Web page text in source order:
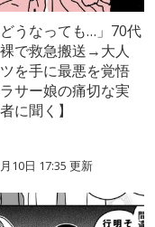
どうなっても…」70代
で救急搬送→大人
を手に最悪を覚悟
サー娘の痛切な実
に聞く】
10日 17:35 更新